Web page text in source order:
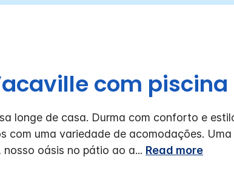
com piscina
longe de casa. Durma com conforto e
com uma variedade de acomodações. Uma
oásis no pátio ao a... Read more